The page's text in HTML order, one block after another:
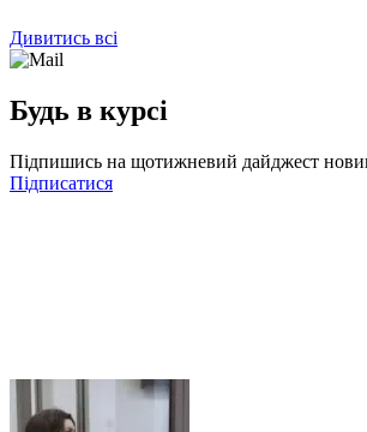
Дивитись всі
Будь в курсі
Підпишись на щотижневий дайджест
Підписатися